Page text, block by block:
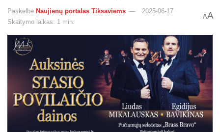
Paskelbė Naujienų portalas Tiksaviems
2025-06-17
Skaitymo laikas: 1 min.
AA